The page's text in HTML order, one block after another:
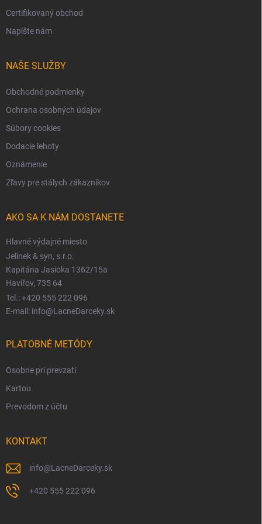
Certifikovaný obchod
Napíšte nám
NAŠE SLUŽBY
Obchodné podmienky
Ochrana osobných údajov
Súbory cookies
Dodacie lehoty
Oznámenie
Zľavy pre stálych zákazníkov
AKO SA K NÁM DOSTANETE
Hlavné výdajné miesto
Jelínek & syn, s.r.o.
Kapitána Jasioka 1362/15a
Havířov, 735 64
Tel.: +420 555 222 096
E-mail: info@LacneDarceky.sk
PLATOBNÉ METÓDY
Osobne pri prevzatí
Kartou
Prevodom z účtu
KONTAKT
info@LacneDarceky.sk
+420 555 222 096